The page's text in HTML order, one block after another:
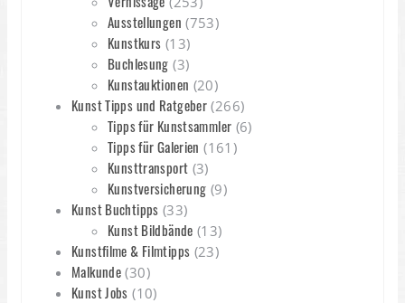
Ausstellungen (753)
Kunstkurs (13)
Buchlesung (3)
Kunstauktionen (20)
Kunst Tipps und Ratgeber (266)
Tipps für Kunstsammler (6)
Tipps für Galerien (161)
Kunsttransport (3)
Kunstversicherung (9)
Kunst Buchtipps (33)
Kunst Bildbände (13)
Kunstfilme & Filmtipps (23)
Malkunde (30)
Kunst Jobs (10)